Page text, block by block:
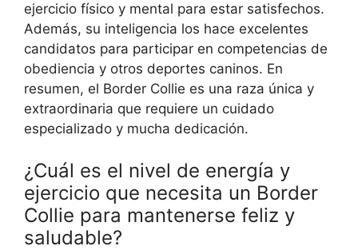
ejercicio físico y mental para estar satisfechos.
Además, su inteligencia los hace excelentes
candidatos para participar en competencias de
obediencia y otros deportes caninos. En
resumen, el Border Collie es una raza única y
extraordinaria que requiere un cuidado
especializado y mucha dedicación.
¿Cuál es el nivel de energía y
ejercicio que necesita un Border
Collie para mantenerse feliz y
saludable?